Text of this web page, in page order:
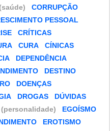
CORRUPÇÃO
PESSOAL
CRÍTICAS
CURA
CÍNICAS
DEPENDÊNCIA
DESTINO
DOENÇAS
DROGAS
DÚVIDAS
(personalidade)
EGOÍSMO
EROTISMO